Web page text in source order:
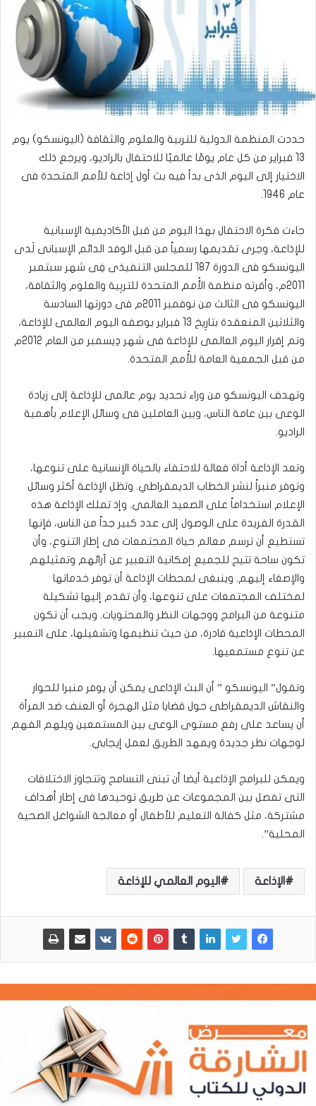
حددت المنظمة الدولية للتربية والعلوم والثقافة (اليونسكو) يوم
13 فبراير من كل عام يومًا عالميًا للاحتفال بالراديو، ويرجع ذلك
الاختيار إلى اليوم الذى بدأ فيه بث أول إذاعة للأمم المتحدة فى
عام 1946.
جاءت فكرة الاحتفال بهذا اليوم من قبل الأكاديمية الإسبانية
للإذاعة، وجرى تقديمها رسمياً من قبل الوفد الدائم الإسبانى لَدى
اليونسكو فى الدورة 187 للمجلس التنفيذى فِى شهر سبتمبر
2011م، وأقرته منظمة الأُمم المتحدة للتربِية والعلوم والثقافة،
اليونسكو فى الثالث من نوفمبر 2011م فى دورتها السادسة
والثلاثين المنعقدة بتارِيخ 13 فبراير بوصفه اليوم العالمى للإذاعة،
وتم إقرار اليوم العالمى للإذاعة فى شهر دِيسمبر من العام 2012م
من قبل الجمعية العامة للأُمم المتحدة.
وتهدف اليونسكو من وراء تحديد يوم عالمى للإذاعة إلى زيادة
الوعى بين عامة الناس، وبين العاملين فى وسائل الإعلام بأهمية
الراديو.
وتعد الإذاعة أداة فعالة للاحتفاء بالحياة الإنسانية على تنوعها،
وتوفر منبراً لنشر الخطاب الديمقراطي. وتظل الإذاعة أكثر وسائل
الإعلام استخداماً على الصعيد العالمي. وإذ تملك الإذاعة هذه
القدرة الفريدة على الوصول إلى عدد كبير جداً من الناس، فإنها
تستطيع أن ترسم معالم حياة المجتمعات فى إطار التنوع، وأن
تكون ساحة تتيح للجميع إمكانية التعبير عن آرائهم وتمثيلهم
والإصغاء إليهم. وينبغى لمحطات الإذاعة أن توفر خدماتها
لمختلف المجتمعات على تنوعها، وأن تقدم إليها تشكيلة
متنوعة من البرامج ووجهات النظر والمحتويات. ويجب أن تكون
المحطات الإذاعية قادرة، من حيث تنظيمها وتشغيلها، على التعبير
عن تنوع مستمعيها.
وتقول” اليونسكو ” أن البث الإذاعى يمكن أن يوفر منبرا للحوار
والنقاش الديمقراطى حول قضايا مثل الهجرة أو العنف ضد المرأة
أن يساعد على رفع مستوى الوعى بين المستمعين ويلهم الفهم
لوجهات نظر جديدة ويمهد الطريق لعمل إيجابي.
ويمكن للبرامج الإذاعية أيضا أن تبنى التسامح وتتجاوز الاختلافات
التى تفصل بين المجموعات عن طريق توحيدها فى إطار أهداف
مشتركة، مثل كفالة التعليم للأطفال أو معالجة الشواغل الصحية
المحلية”.
الإذاعة اليوم العالمي للإذاعة